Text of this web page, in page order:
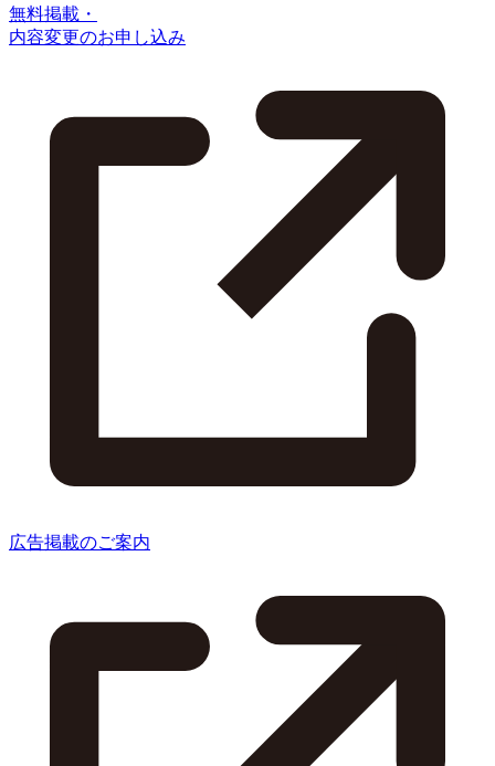
無料掲載・
内容変更のお申し込み
広告掲載のご案内